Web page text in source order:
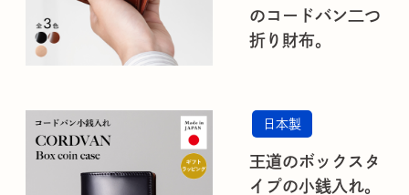
のコードバン二つ
折り財布。
日本製
王道のボックスタ
イプの小銭入れ。